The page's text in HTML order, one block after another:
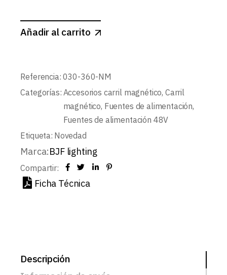
Añadir al carrito
Referencia: 030-360-NM
Categorías: Accesorios carril magnético, Carril
magnético, Fuentes de alimentación,
Fuentes de alimentación 48V
Etiqueta: Novedad
Marca:BJF lighting
Compartir:
Ficha Técnica
Descripción